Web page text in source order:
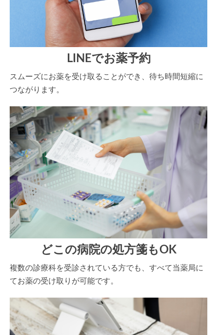
LINEでお薬予約
スムーズにお薬を受け取ることができ、待ち時間短縮に
つながります。
どこの病院の処方箋もOK
複数の診療科を受診されている方でも、すべて当薬局に
てお薬の受け取りが可能です。